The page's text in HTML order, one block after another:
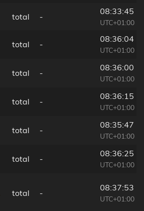
total -
08:33:45
UTC+01:00
total -
08:36:04
UTC+01:00
total -
08:36:00
UTC+01:00
total -
08:36:15
UTC+01:00
total -
08:35:47
UTC+01:00
total -
08:36:25
UTC+01:00
total -
08:37:53
UTC+01:00